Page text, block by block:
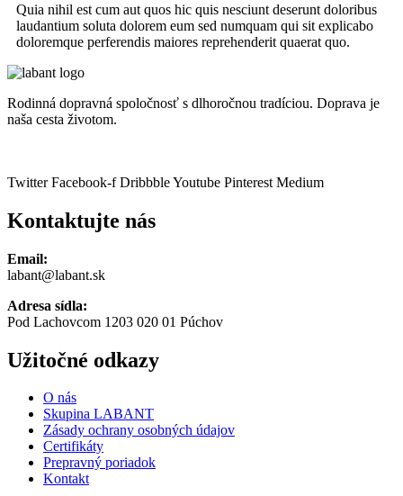
Quia nihil est cum aut quos hic quis nesciunt deserunt doloribus
laudantium soluta dolorem eum sed numquam qui sit explicabo
doloremque perferendis maiores reprehenderit quaerat quo.
Rodinná dopravná spoločnosť s dlhoročnou tradíciou. Doprava je
naša cesta životom.
Twitter Facebook-f DribbbleYoutube Pinterest Medium
Kontaktujte nás
Email:
labant@labant.sk
Adresa sídla:
Pod Lachovcom 1203 020 01 Púchov
Užitočné odkazy
O nás
Skupina LABANT
Zásady ochrany osobných údajov
Certifikáty
Prepravný poriadok
Kontakt